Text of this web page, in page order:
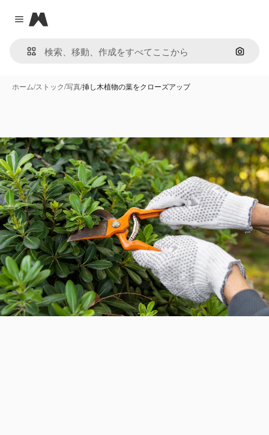
Close menu
Magnific
画像で
ホーム/ストック/写真/挿し木植物の葉をクローズアップ